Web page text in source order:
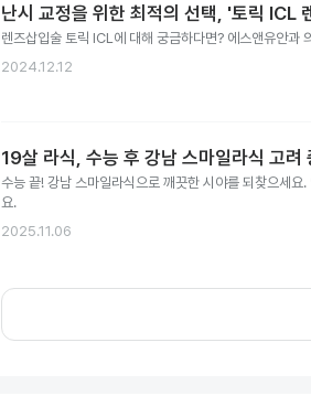
난시 교정을 위한 최적의 선택, '토릭 ICL
렌즈삽입술 토릭 ICL에 대해 궁금하다면? 에스앤유안과
2024.12.12
19살 라식, 수능 후 강남 스마일라식 고려
수능 끝! 강남 스마일라식으로 깨끗한 시야를 되찾으세요
요.
2025.11.06